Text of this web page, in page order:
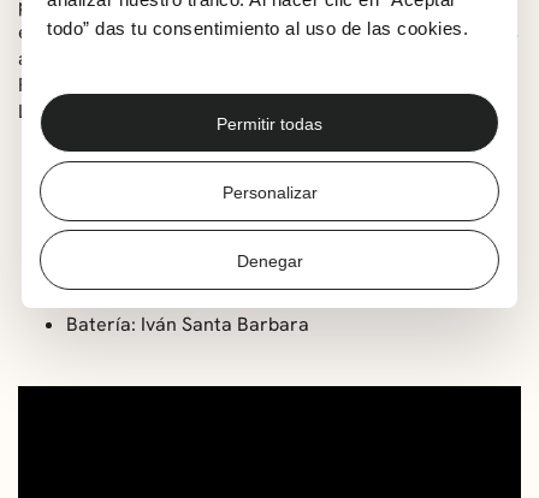
todo” das tu consentimiento al uso de las cookies.
Permitir todas
Personalizar
Denegar
pop, etc., siempre sin olvidar las raíces. Así, podemos
encontrar un amplio repertorio de temas instrumentales,
así como piezas de figuras esenciales como Earl Scruggs,
Ricky Skaggs, Credence Clear Water Revival, Jerry Lee
Lewis… por citar algunos.
Contrabajo y voz: Jorge Zamacona
Mandolina y voz: Javier García
Guitarra y voz: Charly Gómez
Guitarra y voz: Verónica Krasser
Violín: Mario Martín
Batería: Iván Santa Barbara